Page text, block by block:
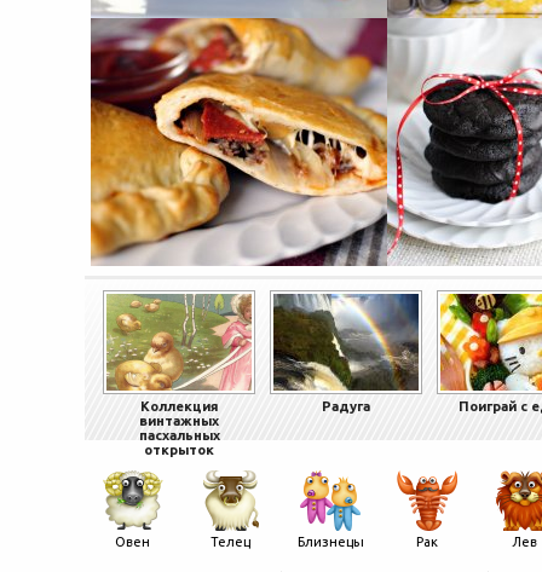
Коллекция
винтажных
пасхальных
открыток
Радуга Поиграй с
Овен Телец Близнецы Рак Лев